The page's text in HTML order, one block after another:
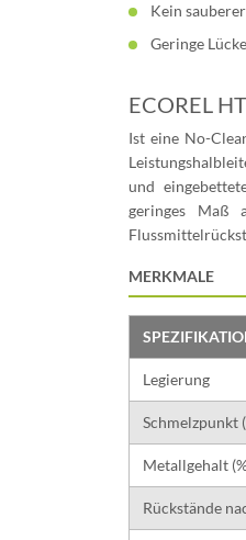
Kein
Geringe
ECOREL
Ist eine No-
und
geringes Maß
MERKMALE
Legierung
Schmelzpunkt
Metallgehalt
Rückstände